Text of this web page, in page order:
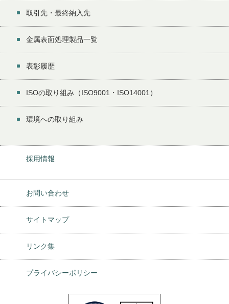
取引先・最終納入先
金属表面処理製品一覧
表彰履歴
ISOの取り組み（ISO9001・ISO14001）
環境への取り組み
採用情報
お問い合わせ
サイトマップ
リンク集
プライバシーポリシー